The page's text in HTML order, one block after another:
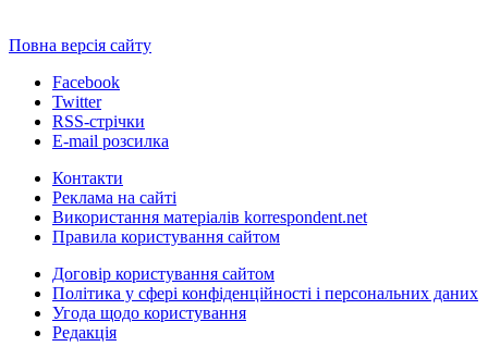
Повна версія сайту
Facebook
Twitter
RSS-стрічки
E-mail розсилка
Контакти
Реклама на сайті
Використання матеріалів korrespondent.net
Правила користування сайтом
Договір користування сайтом
Політика у сфері конфіденційності і персональних даних
Угода щодо користування
Редакція